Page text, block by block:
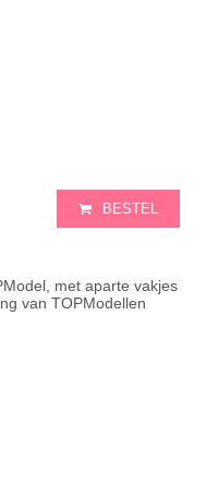
BESTEL
met aparte vakjes
van TOPModellen